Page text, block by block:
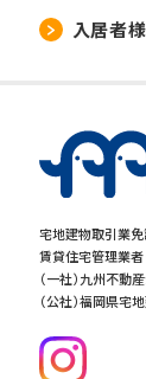
5. 開
「開示
供の拒
る方は
問合せ
6.個
いて
当社の
お客様
宅地建物取引業
賃貸住宅管理業
（一社）九州不
（公社）福岡県
入居者